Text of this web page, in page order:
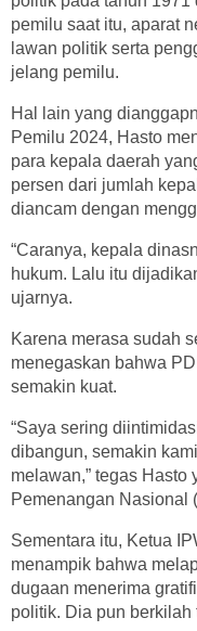
pemilu saat itu, aparat
lawan politik serta
jelang pemilu.
Hal lain yang
Pemilu 2024, Hasto
para kepala daerah
persen dari jumlah
diancam dengan
“Caranya, kepala
hukum. Lalu itu
ujarnya.
Karena merasa sudah
menegaskan bahwa
semakin kuat.
“Saya sering
dibangun, semakin
melawan,” tegas Hasto
Pemenangan Nasional
Sementara itu, Ketua
menampik bahwa
dugaan menerima
politik. Dia pun